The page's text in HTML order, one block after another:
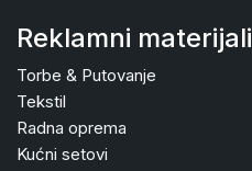
Reklamni materijali
Torbe & Putovanje
Tekstil
Radna oprema
Kućni setovi